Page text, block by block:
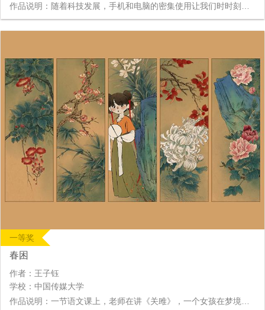
一等奖
春困
作者：王子钰
学校：中国传媒大学